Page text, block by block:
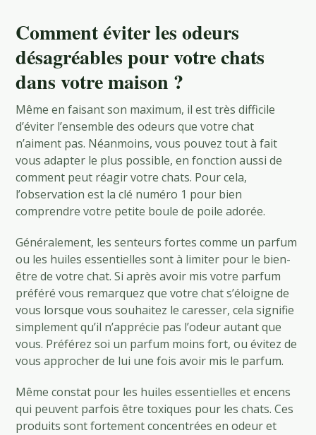
Comment éviter les odeurs
désagréables pour votre chats
dans votre maison ?
Même en faisant son maximum, il est très difficile
d’éviter l’ensemble des odeurs que votre chat
n’aiment pas. Néanmoins, vous pouvez tout à fait
vous adapter le plus possible, en fonction aussi de
comment peut réagir votre chats. Pour cela,
l’observation est la clé numéro 1 pour bien
comprendre votre petite boule de poile adorée.
Généralement, les senteurs fortes comme un parfum
ou les huiles essentielles sont à limiter pour le bien-
être de votre chat. Si après avoir mis votre parfum
préféré vous remarquez que votre chat s’éloigne de
vous lorsque vous souhaitez le caresser, cela signifie
simplement qu’il n’apprécie pas l’odeur autant que
vous. Préférez soi un parfum moins fort, ou évitez de
vous approcher de lui une fois avoir mis le parfum.
Même constat pour les huiles essentielles et encens
qui peuvent parfois être toxiques pour les chats. Ces
produits sont fortement concentrées en odeur et